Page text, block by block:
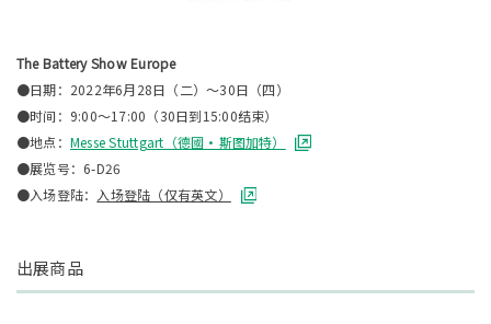
The Battery Show Europe
●日期：2022年6月28日（二）～30日（四）
●时间：9:00～17:00（30日到15:00结束）
●地点： Messe Stuttgart（德國・斯图加特）
●展览号：6-D26
●入场登陆： 入场登陆（仅有英文）
出展商品